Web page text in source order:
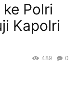
Polri
Kapolri
0
489